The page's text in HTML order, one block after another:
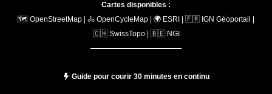
Cartes disponibles :
🗺️ OpenStreetMap | 🚴 OpenCycleMap | 🌍 ESRI | 🇫🇷 IGN Géoportail |
🇨🇭 SwissTopo | 🇧🇪 NGI
Guide pour courir 30 minutes en continu